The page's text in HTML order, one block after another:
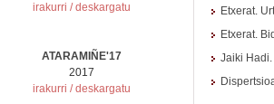
irakurri / deskargatu
ATARAMIÑE'17
2017
irakurri / deskargatu
Etxerat.
Etxerat.
Jaiki Hadi.